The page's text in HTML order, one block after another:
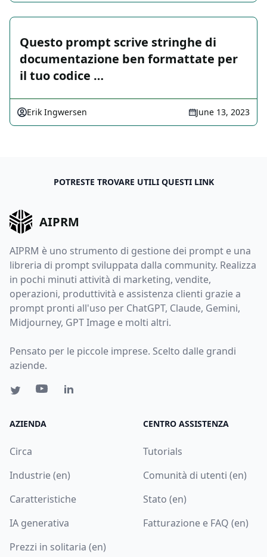
Questo prompt scrive stringhe di
documentazione ben formattate per
il tuo codice …
Erik Ingwersen June 13, 2023
POTRESTE TROVARE UTILI QUESTI LINK
AIPRM
AIPRM è uno strumento di gestione dei prompt e una
libreria di prompt sviluppata dalla community. Realizza
in pochi minuti attività di marketing, vendite,
operazioni, produttività e assistenza clienti grazie a
prompt pronti all'uso per ChatGPT, Claude, Gemini,
Midjourney, GPT Image e molti altri.
Pensato per le piccole imprese. Scelto dalle grandi
aziende.
AZIENDA
Circa
Industrie (en)
Caratteristiche
IA generativa
Prezzi in solitaria (en)
CENTRO ASSISTENZA
Tutorials
Comunità di utenti (en)
Stato (en)
Fatturazione e FAQ (en)